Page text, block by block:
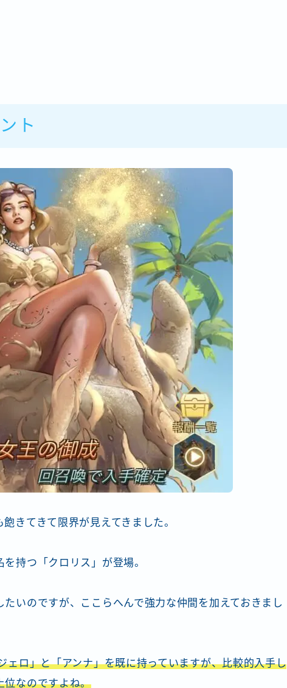
ト
きてきて限界が見えてきました。
持つ「クロリス」が登場。
いのですが、ここらへんで強力な仲間を加えておきまし
ェロ」と「アンナ」を既に持っていますが、比較的入手し
位なのですよね。